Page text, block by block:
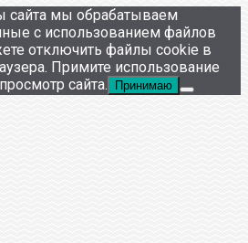
сайта мы обрабатываем
с использованием файлов
отключить файлы cookie в
Примите использование
сайта.
Принимаю